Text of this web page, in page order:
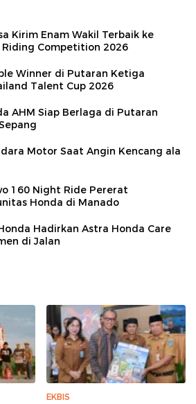
Kirim Enam Wakil Terbaik ke
Competition 2026
Winner di Putaran Ketiga
Talent Cup 2026
AHM Siap Berlaga di Putaran
Motor Saat Angin Kencang ala
160 Night Ride Pererat
Honda di Manado
Hadirkan Astra Honda Care
di Jalan
EKBIS